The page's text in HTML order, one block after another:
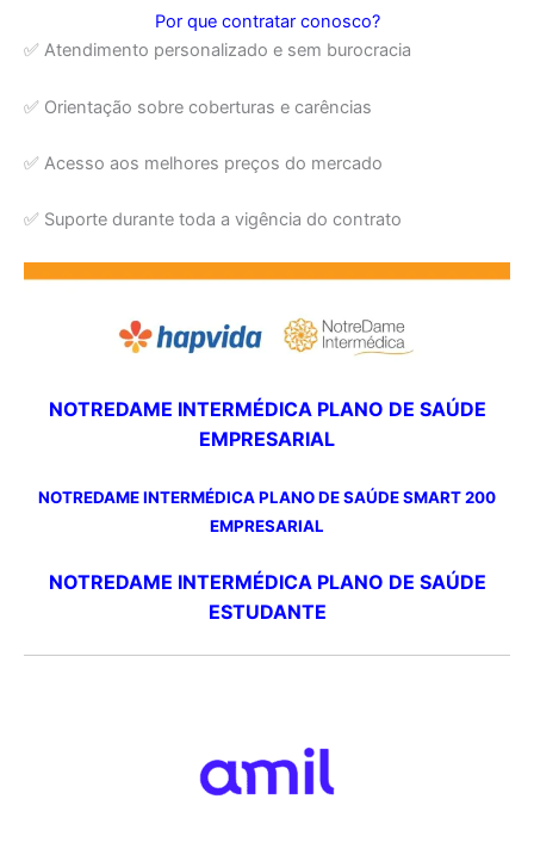
Por que contratar conosco?
✅ Atendimento personalizado e sem burocracia
✅ Orientação sobre coberturas e carências
✅ Acesso aos melhores preços do mercado
✅ Suporte durante toda a vigência do contrato
NOTREDAME INTERMÉDICA PLANO DE SAÚDE
EMPRESARIAL
NOTREDAME INTERMÉDICA PLANO DE SAÚDE SMART 200
EMPRESARIAL
NOTREDAME INTERMÉDICA PLANO DE SAÚDE
ESTUDANTE